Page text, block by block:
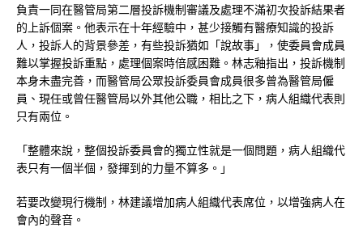
負責一同在醫管局第二層投訴機制審議及處理不滿初次投訴結果者
的上訴個案。他表示在十年經驗中，甚少接觸有醫療知識的投訴
人，投訴人的背景參差，有些投訴猶如「說故事」，使委員會成員
難以掌握投訴重點，處理個案時倍感困難。林志釉指出，投訴機制
本身未盡完善，而醫管局公眾投訴委員會成員很多曾為醫管局僱
員、現任或曾任醫管局以外其他公職，相比之下，病人組織代表則
只有兩位。
「整體來說，整個投訴委員會的獨立性就是一個問題，病人組織代
表只有一個半個，發揮到的力量不算多。」
若要改變現行機制，林建議增加病人組織代表席位，以增強病人在
會內的聲音。